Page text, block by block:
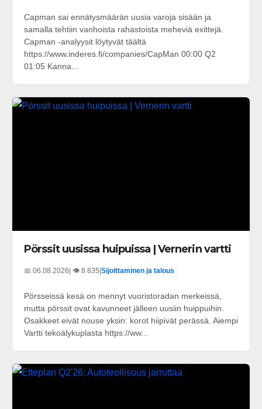
Capman sai ennätysmäärän uusia varoja sisään ja
samalla tehtiin vanhoista rahastoista meheviä exittejä.
Capman -analyysit löytyvät täältä
https://www.inderes.fi/companies/CapMan 00:00 Q2
01:05 Kanna...
Pörssit uusissa huipuissa | Vernerin vartti
📅 06.08.2026 | 👁️ 8 835 Sijoittaminen ja talous
Pörsseissä kesä on mennyt vuoristoradan merkeissä,
mutta pörssit ovat kavunneet jälleen uusiin huippuihin.
Osakkeet eivät nouse yksin: korot hiipivät perässä. Aiempi
Vartti tekoälykuplasta https://ww...